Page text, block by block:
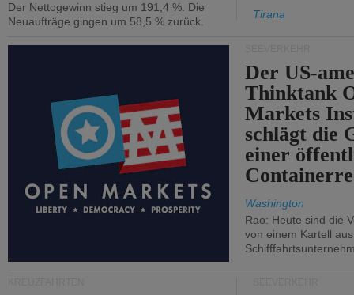
Der Nettogewinn stieg um 191,4 %. Die
Neuaufträge gingen um 58,5 % zurück.
Tirana
Der US-
Thinktank
Markets
schlägt die
einer
Washington
Rao: Heute sind die
von einem Kartell